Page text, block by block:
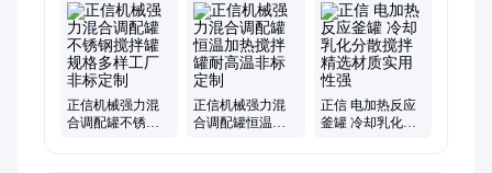
拌罐、上料机、双层搅拌罐、发酵桶、蛟龙上料机、螺旋提升
机、螺旋输送机、电动液体搅拌罐、电加热调配罐、螺旋上料
机、食品级储罐、蛟龙提升机、不锈钢搅拌桶、反应釜、不锈钢
反应釜、圆管式螺旋上料机、气动调和桶、气动搅拌桶、304调
配罐
正信机械强力混
合调配罐不锈钢
正信机械强力混
合调配罐恒温加
正信 电加热反应
釜罐 冷却乳化分